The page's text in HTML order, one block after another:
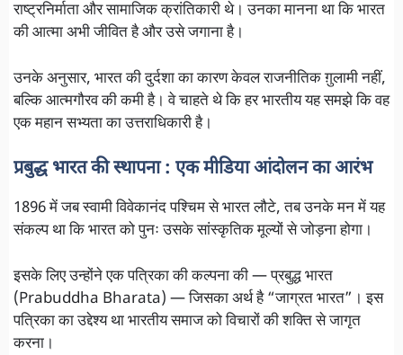
राष्ट्रनिर्माता और सामाजिक क्रांतिकारी थे। उनका मानना था कि भारत
की आत्मा अभी जीवित है और उसे जगाना है।
उनके अनुसार, भारत की दुर्दशा का कारण केवल राजनीतिक ग़ुलामी नहीं,
बल्कि आत्मगौरव की कमी है। वे चाहते थे कि हर भारतीय यह समझे कि वह
एक महान सभ्यता का उत्तराधिकारी है।
प्रबुद्ध भारत की स्थापना : एक मीडिया आंदोलन का आरंभ
1896 में जब स्वामी विवेकानंद पश्चिम से भारत लौटे, तब उनके मन में यह
संकल्प था कि भारत को पुनः उसके सांस्कृतिक मूल्यों से जोड़ना होगा।
इसके लिए उन्होंने एक पत्रिका की कल्पना की — प्रबुद्ध भारत
(Prabuddha Bharata) — जिसका अर्थ है “जाग्रत भारत”। इस
पत्रिका का उद्देश्य था भारतीय समाज को विचारों की शक्ति से जागृत
करना।